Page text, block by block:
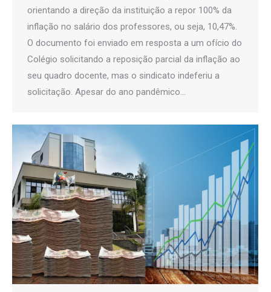
orientando a direção da instituição a repor 100% da
inflação no salário dos professores, ou seja, 10,47%.
O documento foi enviado em resposta a um ofício do
Colégio solicitando a reposição parcial da inflação ao
seu quadro docente, mas o sindicato indeferiu a
solicitação. Apesar do ano pandêmico…